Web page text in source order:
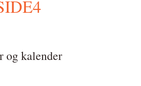
og kalender